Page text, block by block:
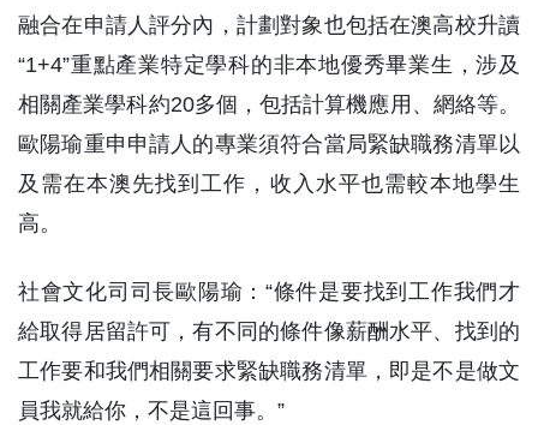
融合在申請人評分內，計劃對象也包括在澳高校升讀
“1+4”重點產業特定學科的非本地優秀畢業生，涉及
相關產業學科約20多個，包括計算機應用、網絡等。
歐陽瑜重申申請人的專業須符合當局緊缺職務清單以
及需在本澳先找到工作，收入水平也需較本地學生
高。
社會文化司司長歐陽瑜：“條件是要找到工作我們才
給取得居留許可，有不同的條件像薪酬水平、找到的
工作要和我們相關要求緊缺職務清單，即是不是做文
員我就給你，不是這回事。”